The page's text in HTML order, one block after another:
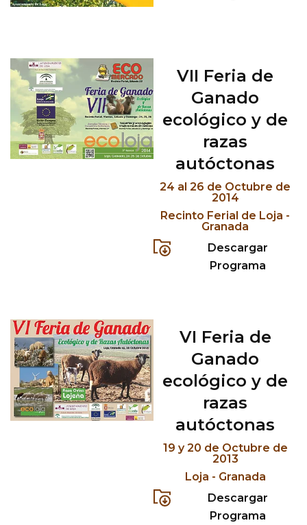
VII Feria de
Ganado
ecológico y de
razas
autóctonas
24 al 26 de Octubre de
2014
Recinto Ferial de Loja -
Granada
Descargar
Programa
VI Feria de
Ganado
ecológico y de
razas
autóctonas
19 y 20 de Octubre de
2013
Loja - Granada
Descargar
Programa